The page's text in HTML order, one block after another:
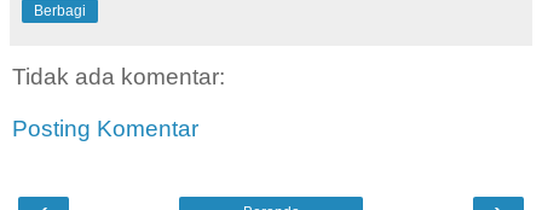
Berbagi
Tidak ada komentar:
Posting Komentar